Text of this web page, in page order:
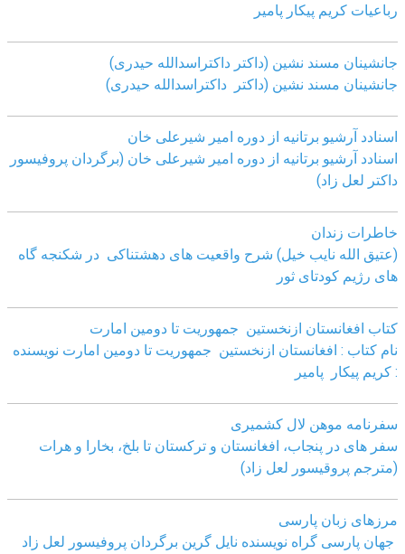
رباعیات کریم پیکار پامیر
جانشینان مسند نشین (داکتر داکتراسدالله حیدری)
جانشینان مسند نشین (داکتر داکتراسدالله حیدری)
اسنادد آرشیو برتانیه از دوره امیر شیرعلی خان
اسنادد آرشیو برتانیه از دوره امیر شیرعلی خان (برگردان پروفیسور
داکتر لعل زاد)
خاطرات زندان
(عتیق الله نایب خیل) شرح واقعیت های دهشتناکی در شکنجه گاه
های رژیم کودتای ثور
کتاب افغانستان ازنخستین جمهوریت تا دومین امارت
نام کتاب : افغانستان ازنخستین جمهوریت تا دومین امارت نویسنده
: کریم پیکار پامیر
سفرنامه موهن لال کشمیری
سفر های در پنجاب، افغانستان و ترکستان تا بلخ، بخارا و هرات
(مترجم پروقیسور لعل زاد)
مرزهای زبان پارسی
جهان پارسی گراه نویسنده نایل گرین برگردان پروفیسور لعل زاد